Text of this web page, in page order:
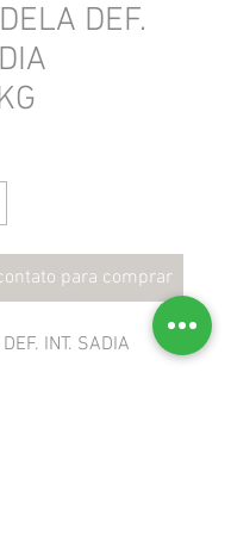
DEF.
para comprar
INT. SADIA